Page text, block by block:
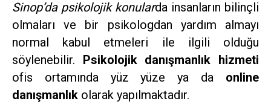
Sinop’da psikolojik konularda insanların bilinçli
olmaları ve bir psikologdan yardım almayı
normal kabul etmeleri ile ilgili olduğu
söylenebilir. Psikolojik danışmanlık hizmeti
ofis ortamında yüz yüze ya da online
danışmanlık olarak yapılmaktadır.